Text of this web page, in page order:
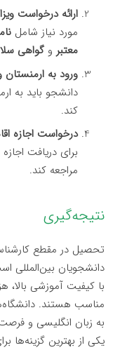
ارائه درخواست
مورد نیاز شامل
معتبر و گواهی
ورود به
دانشجو باید به
کند.
درخواست اجازه
برای دریافت
مراجعه کند.
نتیجه‌گیری
تحصیل در مقطع
دانشجویان بین‌المللی
با کیفیت آموزشی بالا،
مناسب هستند.
به زبان انگلیسی و
یکی از بهترین گزینه‌ها